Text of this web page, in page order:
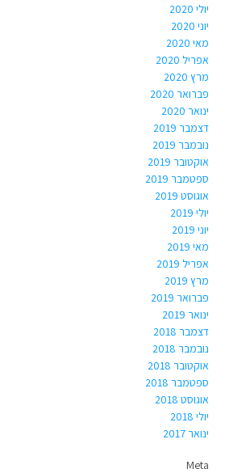
יולי 2020
יוני 2020
מאי 2020
אפריל 2020
מרץ 2020
פברואר 2020
ינואר 2020
דצמבר 2019
נובמבר 2019
אוקטובר 2019
ספטמבר 2019
אוגוסט 2019
יולי 2019
יוני 2019
מאי 2019
אפריל 2019
מרץ 2019
פברואר 2019
ינואר 2019
דצמבר 2018
נובמבר 2018
אוקטובר 2018
ספטמבר 2018
אוגוסט 2018
יולי 2018
ינואר 2017
Meta